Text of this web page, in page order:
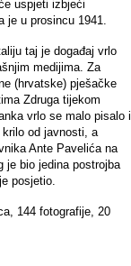
uspjeti izbjeći
je u prosincu 1941.
taj je događaj vrlo
medijima. Za
(hrvatske) pješačke
Zdruga tijekom
vrlo se malo pisalo i
od javnosti, a
Ante Pavelića na
je bio jedina postrojba
posjetio.
144 fotografije, 20